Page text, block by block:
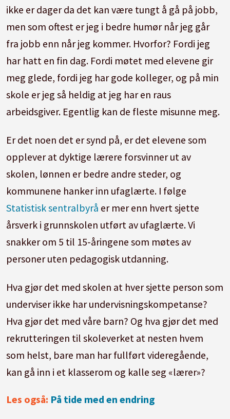
ikke er dager da det kan være tungt å gå på jobb,
men som oftest er jeg i bedre humør når jeg går
fra jobb enn når jeg kommer. Hvorfor? Fordi jeg
har hatt en fin dag. Fordi møtet med elevene gir
meg glede, fordi jeg har gode kolleger, og på min
skole er jeg så heldig at jeg har en raus
arbeidsgiver. Egentlig kan de fleste misunne meg.
Er det noen det er synd på, er det elevene som
opplever at dyktige lærere forsvinner ut av
skolen, lønnen er bedre andre steder, og
kommunene hanker inn ufaglærte. I følge
Statistisk sentralbyrå er mer enn hvert sjette
årsverk i grunnskolen utført av ufaglærte. Vi
snakker om 5 til 15-åringene som møtes av
personer uten pedagogisk utdanning.
Hva gjør det med skolen at hver sjette person som
underviser ikke har undervisningskompetanse?
Hva gjør det med våre barn? Og hva gjør det med
rekrutteringen til skoleverket at nesten hvem
som helst, bare man har fullført videregående,
kan gå inn i et klasserom og kalle seg «lærer»?
Les også: På tide med en endring